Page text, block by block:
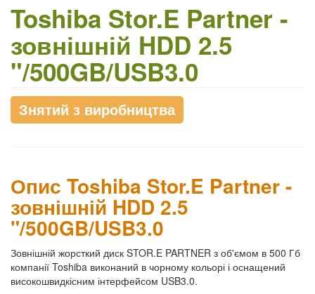
Toshiba Stor.E Partner -
зовнішній HDD 2.5
"/500GB/USB3.0
Знятий з виробництва
Опис Toshiba Stor.E Partner -
зовнішній HDD 2.5
"/500GB/USB3.0
Зовнішній жорсткий диск STOR.E PARTNER з об'ємом в 500 Гб
компанії Toshiba виконаний в чорному кольорі і оснащений
високошвидкісним інтерфейсом USB3.0.